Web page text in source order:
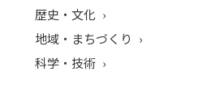
歴史・文化
地域・まちづくり
科学・技術